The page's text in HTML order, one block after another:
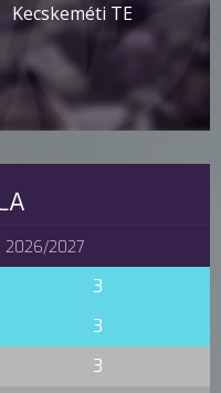
Kecskeméti TE
2026/2027
3
3
3